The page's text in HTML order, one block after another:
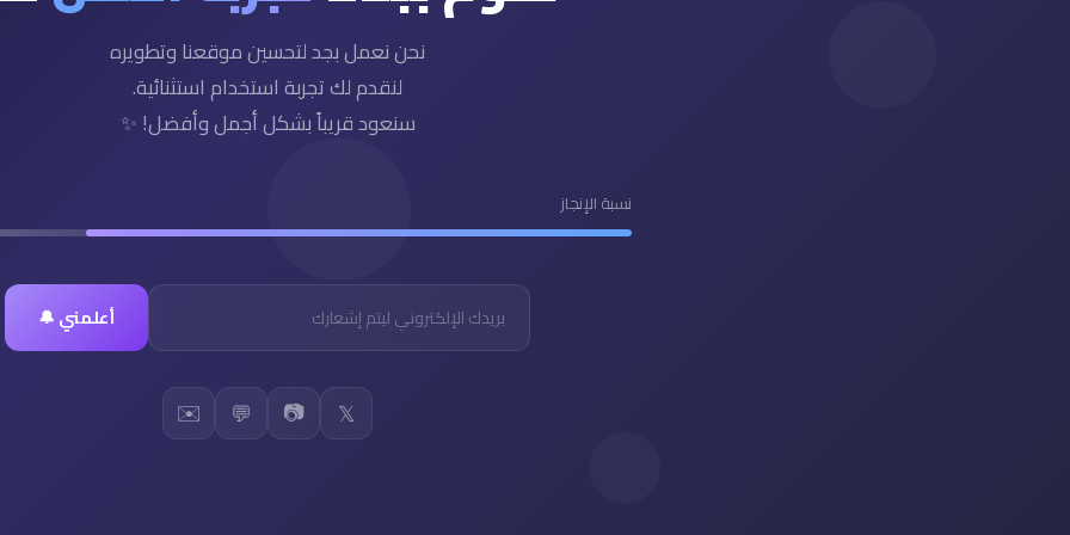
نحن نعمل بجد لتحسين موقعنا وتطويره
لنقدم لك تجربة استخدام استثنائية.
سنعود قريباً بشكل أجمل وأفضل! ✨
نسبة الإنجاز
أعلمني 🔔
𝕏
📷
💬
✉️